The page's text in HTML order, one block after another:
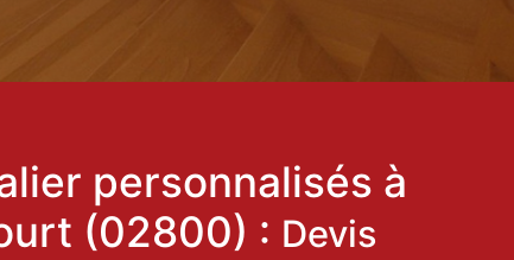
personnalisés à
(02800) : Devis